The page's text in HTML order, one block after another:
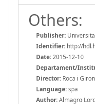
Others:
Publisher:
Identifier: http://
Date:2015-12-10
Departament/
Director: Roca i
Language:spa
Author:Almagro